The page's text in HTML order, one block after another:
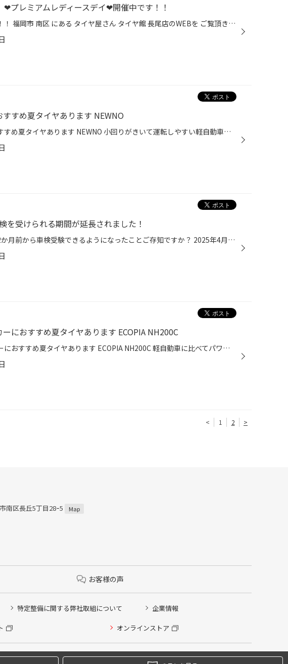
レミアムレディースデイ❤開催中です！！
こんにちは～！！ 福岡市 南区 にある タイヤ屋さん タイヤ館 長尾店のWEBを ご覧頂きありがとうございますヾ(≧▽≦)ﾉ 5月は【プレミアムレディースデイ】開催月です(*´▽｀*) 2025年は2月・5月・8月・11月の4回開催予定です。 第1回目 2/10（月）～2/25（火） 第２回目 5/10（土）～５/２５(日) 第３...
すめ夏タイヤあります NEWNO
軽自動車におすすめ夏タイヤあります NEWNO 小回りがきいて運転しやすい軽自動車は、他の車種に比べて燃費がよく、維持費も安いことが大きな特徴です。このため、車にかかるコストを抑えたい方に選ばれています。 その半面、普通車に比べてタイヤの径が小さいので同じ距離を走っても回転数が多くな...
を受けられる期間が延長されました！
車検満了日の2か月前から車検受験できるようになったことご存知ですか？ 2025年4月より、道路運送車両法施行規則等が改正され 「車検証の有効期間満了日の2ヵ月前から満了日までの間」に車検を受けても、 残存する有効期限が失われないことになったということで、 車検が非常に込み合う時期を避けた...
におすすめ夏タイヤあります ECOPIA NH200C
コンパクトカーにおすすめ夏タイヤあります ECOPIA NH200C 軽自動車に比べてパワーがあるので走りにも余裕があり、その分運転しやすくなっています。定員も5人となり、軽自動車より多く乗れる点も大きな違いです。運転しやすいサイズ感で、低燃費な車が多い点も特徴。さらに価格がリーズナブルで税...
< 1 2 >
南区長丘5丁目28ｰ5 Map
お客様の声
特定整備に関する弊社取組について 企業情報
オンラインストア